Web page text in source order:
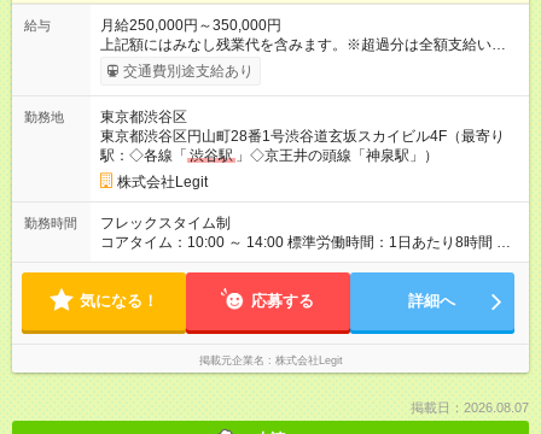
給与
月給250,000円～350,000円
上記額にはみなし残業代を含みます。※超過分は全額支給いたし
ます。 みなし残業代 58,594円 以上／月 みなし残業時間 30時間
／月 昇給は随時！頑張り次第で毎月お給料UPも！ 【試用期間】
採用時と異なる部分があります。 雇用形態：中途採用（契約社
員） 給与：本採用時と同じです。
交通費別途支給あり
勤務地
東京都渋谷区
東京都渋谷区円山町28番1号渋谷道玄坂スカイビル4F（最寄り
駅：◇各線「 渋谷駅 」◇京王井の頭線「神泉駅」）
株式会社Legit
勤務時間
フレックスタイム制
コアタイム：10:00 ～ 14:00 標準労働時間：1日あたり8時間 標
準労働時間：1日あたり8時間 ※コアタイム／10:00～14:00
気になる！ 応募する 詳細へ
掲載元企業名 株式会社Legit
掲載日：2026.08.07